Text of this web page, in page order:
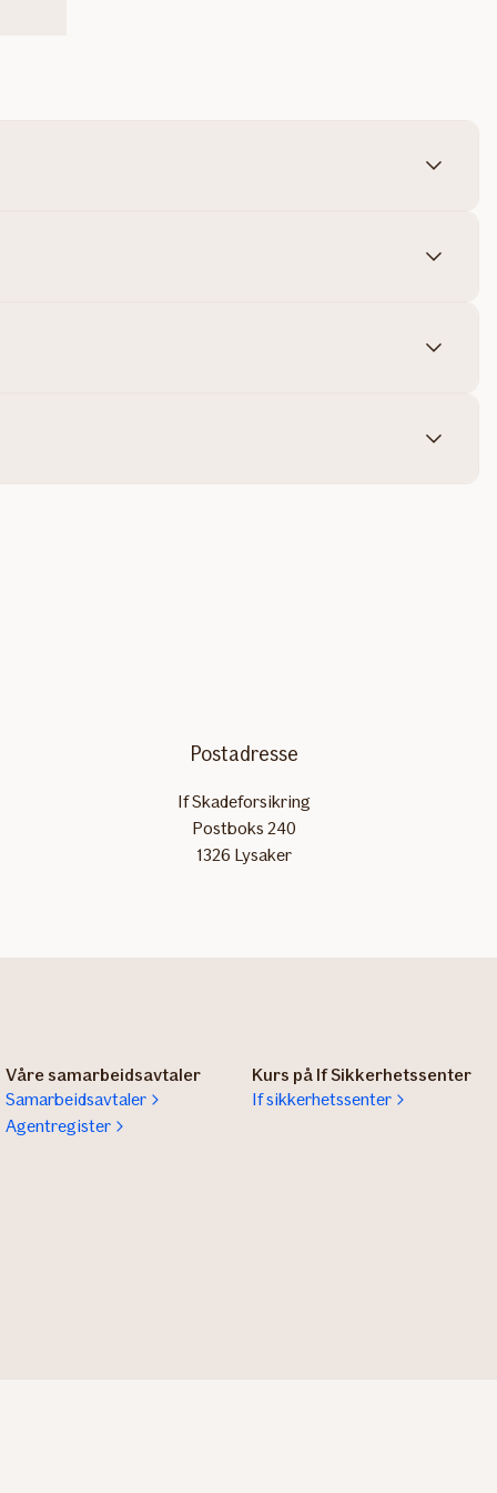
Postadresse
If Skadeforsikring
Postboks 240
1326 Lysaker
Våre samarbeidsavtaler
Samarbeidsavtaler
Agentregister
Kurs på If Sikkerhetssenter
If sikkerhetssenter